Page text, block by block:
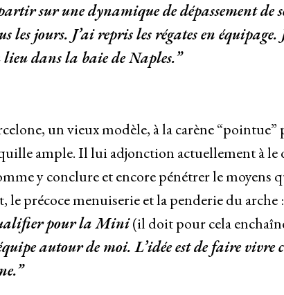
sur une dynamique de dépassement de
les jours. J’ai repris les régates en équipage.
dans la baie de Naples.”
un vieux modèle, à la carène “pointue”
ample. Il lui adjonction actuellement à le
y conclure et encore pénétrer le moyens
précoce menuiserie et la penderie du arche :
pour la Mini(il doit pour cela
autour de moi. L’idée est de faire vivre